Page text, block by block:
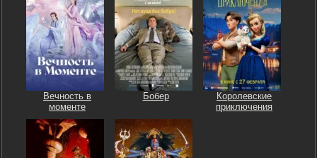
Вечность в
моменте
Бобер
Королевские
приключения